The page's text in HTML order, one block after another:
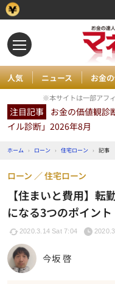
人気 ニュース お金
※本サイトは一部アフ
注目記事 お金の価値観診
イル診断」2026年8月
ホーム › ローン › 住宅ローン › 記事
【住まいと費用】
になる3つのポイント
ローン 住宅ローン
2020.3.14 Sat 7:04
今坂 啓